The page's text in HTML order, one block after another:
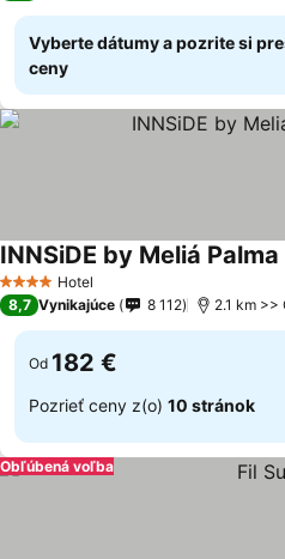
Vyberte dátumy a pozrite si
ceny
4 Počet hviezdičiek
Hotel
INNSiDE by Meliá
8,7 Vynikajúce 8 112 2.1 km >>
Od 182 €
Pozrieť ceny z(o) 10 stránok
Obľúbená voľba